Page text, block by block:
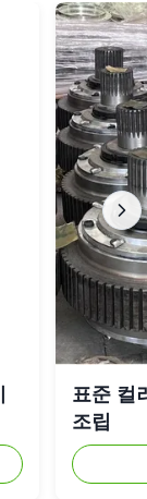
표준 컬
조립